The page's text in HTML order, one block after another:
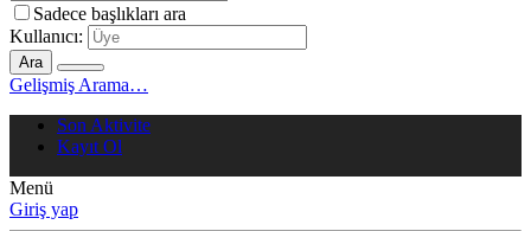
Sadece başlıkları ara
Kullanıcı:
Ara
Gelişmiş Arama…
Son Aktivite
Kayıt Ol
Menü
Giriş yap